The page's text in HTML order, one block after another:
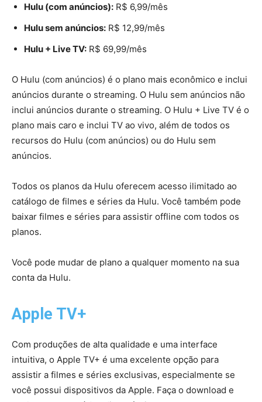
Hulu (com anúncios): R$ 6,99/mês
Hulu sem anúncios: R$ 12,99/mês
Hulu + Live TV: R$ 69,99/mês
O Hulu (com anúncios) é o plano mais econômico e inclui
anúncios durante o streaming. O Hulu sem anúncios não
inclui anúncios durante o streaming. O Hulu + Live TV é o
plano mais caro e inclui TV ao vivo, além de todos os
recursos do Hulu (com anúncios) ou do Hulu sem
anúncios.
Todos os planos da Hulu oferecem acesso ilimitado ao
catálogo de filmes e séries da Hulu. Você também pode
baixar filmes e séries para assistir offline com todos os
planos.
Você pode mudar de plano a qualquer momento na sua
conta da Hulu.
Apple TV+
Com produções de alta qualidade e uma interface
intuitiva, o Apple TV+ é uma excelente opção para
assistir a filmes e séries exclusivas, especialmente se
você possui dispositivos da Apple. Faça o download e